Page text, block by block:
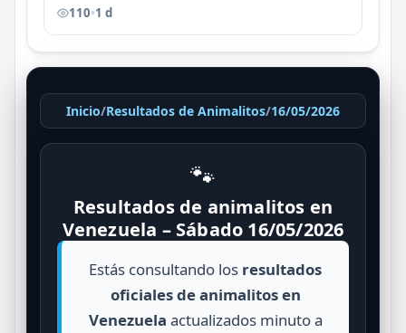
110•1 d
Inicio/Resultados de Animalitos/16/05/2026
🐾
Resultados de animalitos en
Venezuela – Sábado 16/05/2026
Estás consultando los resultados
oficiales de animalitos en
Venezuela actualizados minuto a